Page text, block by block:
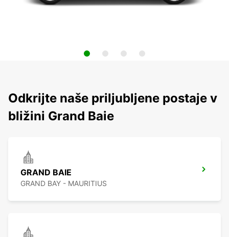
Odkrijte naše priljubljene postaje v
bližini Grand Baie
GRAND BAIE
GRAND BAY - MAURITIUS